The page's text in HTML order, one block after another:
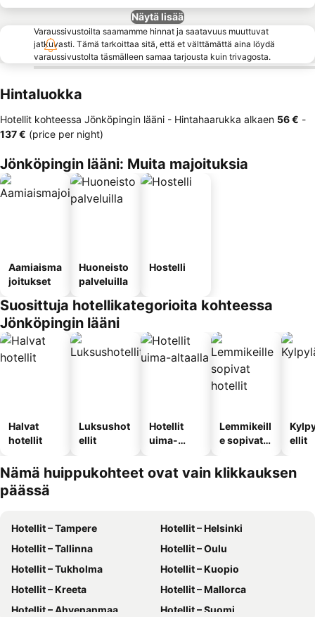
Näytä lisää
Varaussivustoilta saamamme hinnat ja saatavuus muuttuvat
jatkuvasti. Tämä tarkoittaa sitä, että et välttämättä aina löydä
varaussivustolta täsmälleen samaa tarjousta kuin trivagosta.
Hintaluokka
Hotellit kohteessa Jönköpingin lääni - Hintahaarukka alkaen ‎56 € -
‎137 € (price per night)
Jönköpingin lääni: Muita majoituksia
Aamiaisma
joitukset
Huoneisto
palveluilla
Hostelli
Suosittuja hotellikategorioita kohteessa
Jönköpingin lääni
Halvat
hotellit
Luksushot
ellit
Hotellit
uima-
Lemmikeill
e sopivat
ellit
Nämä huippukohteet ovat vain klikkauksen
päässä
Hotellit – Tampere
Hotellit – Helsinki
Hotellit – Tallinna
Hotellit – Oulu
Hotellit – Tukholma
Hotellit – Kuopio
Hotellit – Kreeta
Hotellit – Mallorca
Hotellit – Ahvenanmaa
Hotellit – Suomi